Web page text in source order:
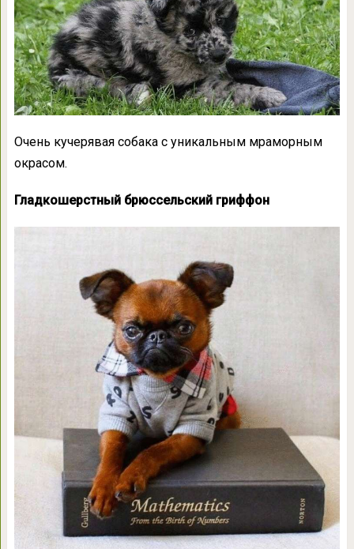
Очень кучерявая собака с уникальным мраморным
окрасом.
Гладкошерстный брюссельский гриффон